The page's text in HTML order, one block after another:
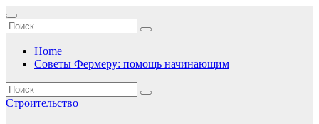
Перейти
к
содержимому
Home
Советы Фермеру: помощь начинающим
Строительство